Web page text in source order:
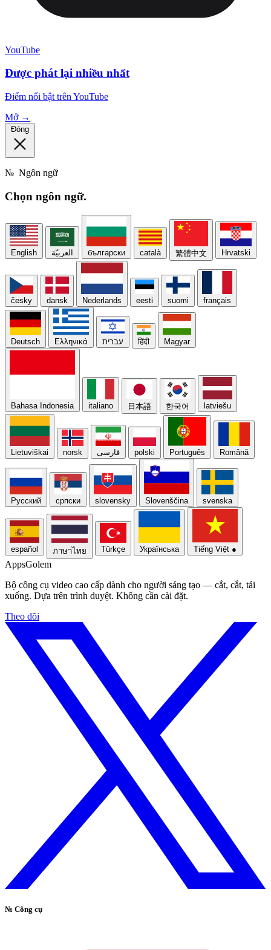
YouTube
Được phát lại nhiều nhất
Điểm nổi bật trên YouTube
Mở →
Đóng
№ Ngôn ngữ
Chọn ngôn ngữ.
English العربيّة български català 繁體中文 Hrvatski
česky dansk Nederlands eesti suomi français
Deutsch Ελληνικά עברית हिंदी Magyar
Bahasa Indonesia italiano 日本語 한국어 latviešu
Lietuviškai norsk فارسی polski Português Română
Русский српски slovensky Slovenščina svenska
español ภาษาไทย Türkçe Українська Tiếng Việt ●
AppsGolem
Bộ công cụ video cao cấp dành cho người sáng tạo — cắt, cắt, tải
xuống. Dựa trên trình duyệt. Không cần cài đặt.
Theo dõi
№ Công cụ